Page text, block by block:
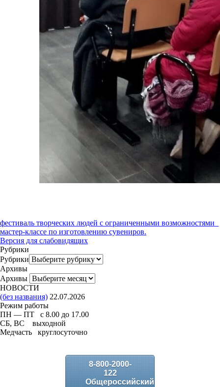
фестиваль творческих людей с ограниченными возможностями
мастер-классе по изготовлению сувениров.
Версия для слабовидящих
Рубрики
Рубрики
Архивы
Архивы
НОВОСТИ
(без названия) 22.07.2026
Режим работы
ПН — ПТ с 8.00 до 17.00
СБ, ВС выходной
Медчасть круглосуточно
8-800-2000-
122
Общероссийский